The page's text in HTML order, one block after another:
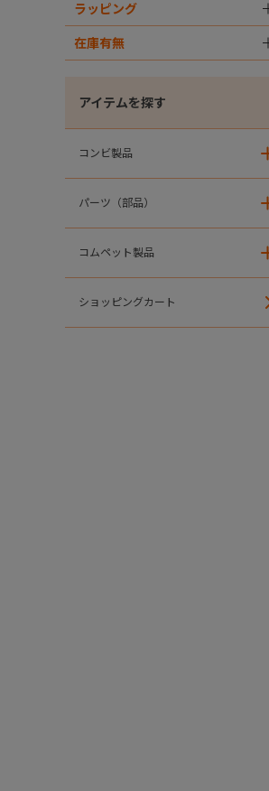
ラッピング
在庫有無
アイテムを探す
コンビ製品
パーツ（部品）
コムペット製品
ショッピングカート